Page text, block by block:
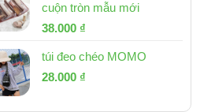
cuộn tròn mẫu mới
Giá
là:
53.000 ₫.
38.000 ₫
tại
túi đeo chéo MOMO
Giá
là:
28.000 ₫
tại